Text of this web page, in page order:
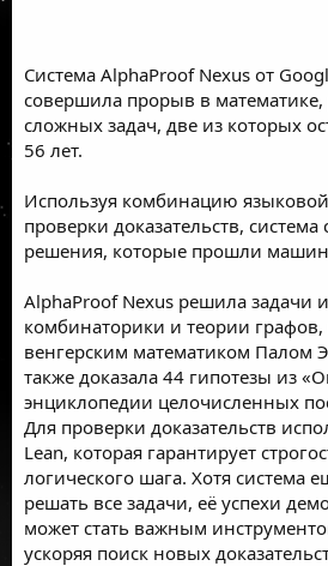
Система AlphaProof Nexus от
совершила прорыв в
сложных задач, две из которых
56 лет.
Используя комбинацию
проверки доказательств,
решения, которые прошли
AlphaProof Nexus решила задачи
комбинаторики и теории
венгерским математиком Палом
также доказала 44 гипотезы из
энциклопедии целочисленных
Для проверки доказательств
Lean, которая гарантирует
логического шага. Хотя система
решать все задачи, её успехи
может стать важным
ускоряя поиск новых